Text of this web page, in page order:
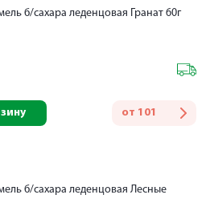
б/сахара леденцовая Гранат 60г
от 101
б/сахара леденцовая Лесные